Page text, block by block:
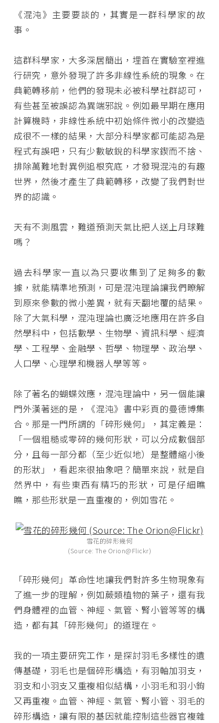
《混沌》主要要談的，其實是一群科學家的故
事。
這群科學家，大多深居簡出，埋首在實驗室裡進
行研究，意外發現了許多非線性系統的現象。在
典範轉移前，他們的發現未必被科學社群認可，
有些甚至被誤認為異端邪說。例如最早期在應用
計算機時，非線性系統中初始條件微小的改變造
成很不一樣的結果，大部分科學家都可能認為是
程式有誤吧，只有少數敏銳的科學家鍥而不捨、
排除萬難地對異例追根究底，才發現混沌的有趣
世界，然後才產生了典範轉移，改變了我們對世
界的認識。
天有不測風雲，難道預測天氣比把人送上月球難
嗎？
過去科學家一直以為只要收集到了足夠多的數
據，就能精準地預測，可是混沌理論讓我們瞭解
到原來參數的微小差異，就有天翻地覆的結果。
除了大氣科學，混沌理論也廣泛地應用在許多自
然學科中，包括數學、生物學、資訊科學、經濟
學、工程學、金融學、哲學、物理學、政治學、
人口學、心理學和機器人學等等。
除了著名的蝴蝶效應，混沌理論中，另一個能讓
門外漢著迷的是，《混沌》書中彩頁的曼德博集
合。那是一門所謂的「碎形幾何」，其定義是：
「一個粗糙或零碎的幾何形狀，可以分成數個部
分，且每一部分都（至少近似地）是整體縮小後
的形狀」，看起來很抽象吧？簡單來說，就是自
然界中，有些東西有精巧的形狀，可是仔細瞧
瞧，那些形狀是一直重複的，例如雪花。
雪花的碎形幾何
(Source: The Orion@Flickr)
「碎形幾何」革命性地讓我們對許多生物現象有
了進一步的理解，例如蕨類植物的葉子，還有我
們身體裡的血管、神經、氣管、腎小管等等的構
造，都有其「碎形幾何」的道理在。
我的一項主要研究工作，是探討羽毛多樣性的遺
傳基礎，羽毛也是個碎形構造，有羽軸加羽支，
羽支和小羽支又重複相似結構，小羽毛和羽小鉤
又再重複。血管、神經、氣管、腎小管、羽毛的
碎形構造，讓有限的基因就能控制這些器官複雜